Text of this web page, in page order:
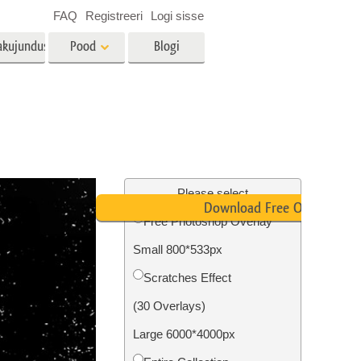
Fotode taastamine
Pood
videoülekatted
Blogi
FAQ Registreeri Logi sisse
Please select
Free Photoshop Overlay
Small 800*533px
Scratches Effect
(30 Overlays)
Large 6000*4000px
Download Free Overlay